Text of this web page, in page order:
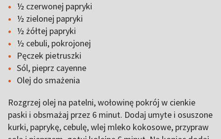
½ czerwonej papryki
½ zielonej papryki
½ żółtej papryki
½ cebuli, pokrojonej
Pęczek pietruszki
Sól, pieprz cayenne
Olej do smażenia
Rozgrzej olej na patelni, wołowinę pokrój w cienkie
paski i obsmażaj przez 6 minut. Dodaj umyte i osuszone
kurki, paprykę, cebulę, wlej mleko kokosowe, przypraw